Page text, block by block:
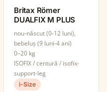
Britax Römer
DUALFIX M PLUS
nou-născut (0-12 luni),
bebeluș (9 luni-4 ani)
0–20 kg
ISOFIX / centură / isofix-
support-leg
i-Size